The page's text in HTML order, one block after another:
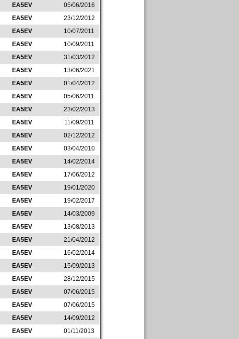
EA5EV
05/06/2016
EA5EV
23/12/2012
EA5EV
10/07/2011
EA5EV
10/09/2011
EA5EV
31/03/2012
EA5EV
13/06/2021
EA5EV
01/04/2012
EA5EV
05/06/2011
EA5EV
23/02/2013
EA5EV
11/09/2011
EA5EV
02/12/2012
EA5EV
03/04/2010
EA5EV
14/02/2014
EA5EV
17/06/2012
EA5EV
19/01/2020
EA5EV
19/02/2017
EA5EV
14/03/2009
EA5EV
13/08/2013
EA5EV
21/04/2012
EA5EV
16/02/2014
EA5EV
15/09/2013
EA5EV
28/12/2015
EA5EV
07/06/2015
EA5EV
07/06/2015
EA5EV
14/09/2012
EA5EV
01/11/2013